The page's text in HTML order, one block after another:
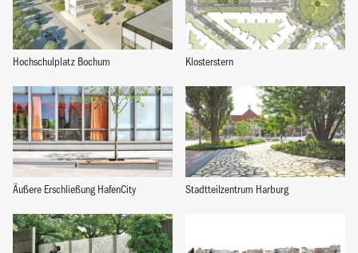
Hochschulplatz Bochum Klosterstern
Äußere Erschließung HafenCity Stadtteilzentrum Harburg